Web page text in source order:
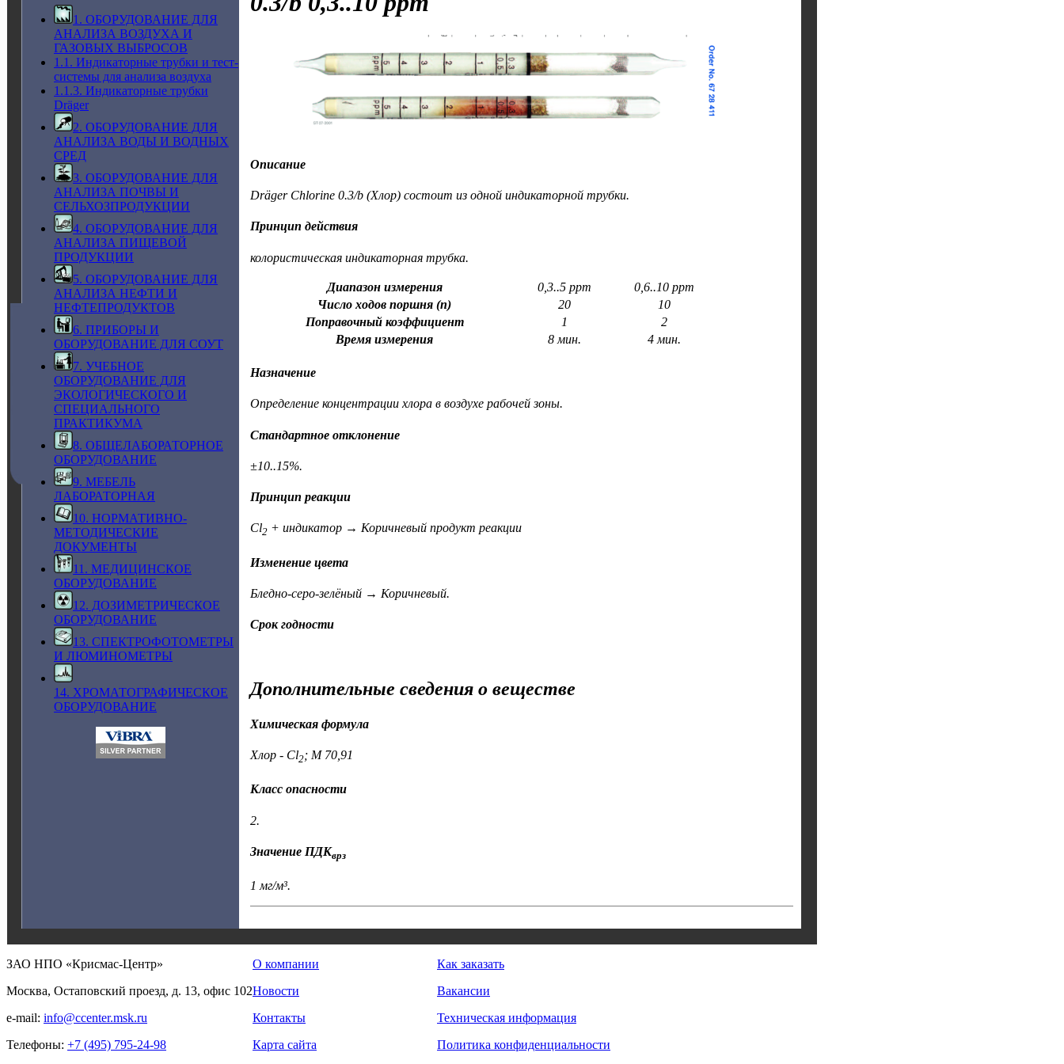
1. ОБОРУДОВАНИЕ ДЛЯ
АНАЛИЗА ВОЗДУХА И
ГАЗОВЫХ ВЫБРОСОВ
1.1. Индикаторные трубки и тест-
системы для анализа воздуха
1.1.3. Индикаторные трубки
Dräger
2. ОБОРУДОВАНИЕ ДЛЯ
АНАЛИЗА ВОДЫ И ВОДНЫХ
СРЕД
3. ОБОРУДОВАНИЕ ДЛЯ
АНАЛИЗА ПОЧВЫ И
СЕЛЬХОЗПРОДУКЦИИ
4. ОБОРУДОВАНИЕ ДЛЯ
АНАЛИЗА ПИЩЕВОЙ
ПРОДУКЦИИ
5. ОБОРУДОВАНИЕ ДЛЯ
АНАЛИЗА НЕФТИ И
НЕФТЕПРОДУКТОВ
6. ПРИБОРЫ И
ОБОРУДОВАНИЕ ДЛЯ СОУТ
7. УЧЕБНОЕ
ОБОРУДОВАНИЕ ДЛЯ
ЭКОЛОГИЧЕСКОГО И
СПЕЦИАЛЬНОГО
ПРАКТИКУМА
8. ОБЩЕЛАБОРАТОРНОЕ
ОБОРУДОВАНИЕ
9. МЕБЕЛЬ
ЛАБОРАТОРНАЯ
10. НОРМАТИВНО-
МЕТОДИЧЕСКИЕ
ДОКУМЕНТЫ
11. МЕДИЦИНСКОЕ
ОБОРУДОВАНИЕ
12. ДОЗИМЕТРИЧЕСКОЕ
ОБОРУДОВАНИЕ
13. СПЕКТРОФОТОМЕТРЫ
И ЛЮМИНОМЕТРЫ
14. ХРОМАТОГРАФИЧЕСКОЕ
ОБОРУДОВАНИЕ
Описание
Dräger Chlorine 0.3/b (Хлор) состоит из одной индикаторной трубки.
Принцип действия
колористическая индикаторная трубка.
Диапазон измерения 0,3..5 ppm
0,6..10 ppm
Число ходов поршня (n)
20
10
Поправочный коэффициент
1
2
Время измерения
8 мин. 4 мин.
Назначение
Определение концентрации хлора в воздухе рабочей зоны.
Стандартное отклонение
±10..15%.
Принцип реакции
Cl2 + индикатор → Коричневый продукт реакции
Изменение цвета
Бледно-серо-зелёный → Коричневый.
Срок годности
Дополнительные сведения о веществе
Химическая формула
Хлор - Cl2; M 70,91
Класс опасности
2.
Значение ПДКврз
1 мг/м³.
ЗАО НПО «Крисмас-Центр»
Москва, Остаповский проезд, д. 13, офис 102
e-mail: info@ccenter.msk.ru
Телефоны: +7 (495) 795-24-98
О компании
Новости
Контакты
Карта сайта
Как заказать
Вакансии
Техническая информация
Политика конфиденциальности